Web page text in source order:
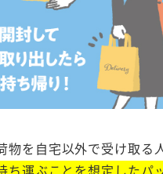
を自宅以外で受け取る